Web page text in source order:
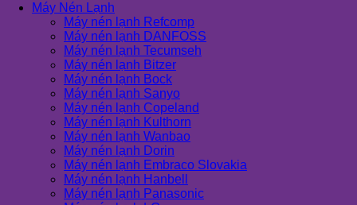
Máy Nén Lạnh
Máy nén lạnh Refcomp
Máy nén lạnh DANFOSS
Máy nén lạnh Tecumseh
Máy nén lạnh Bitzer
Máy nén lạnh Bock
Máy nén lạnh Sanyo
Máy nén lạnh Copeland
Máy nén lạnh Kulthorn
Máy nén lạnh Wanbao
Máy nén lạnh Dorin
Máy nén lạnh Embraco Slovakia
Máy nén lạnh Hanbell
Máy nén lạnh Panasonic